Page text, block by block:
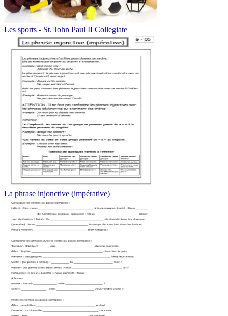
Les sports - St. John Paul II Collegiate
La phrase injonctive (impérative)